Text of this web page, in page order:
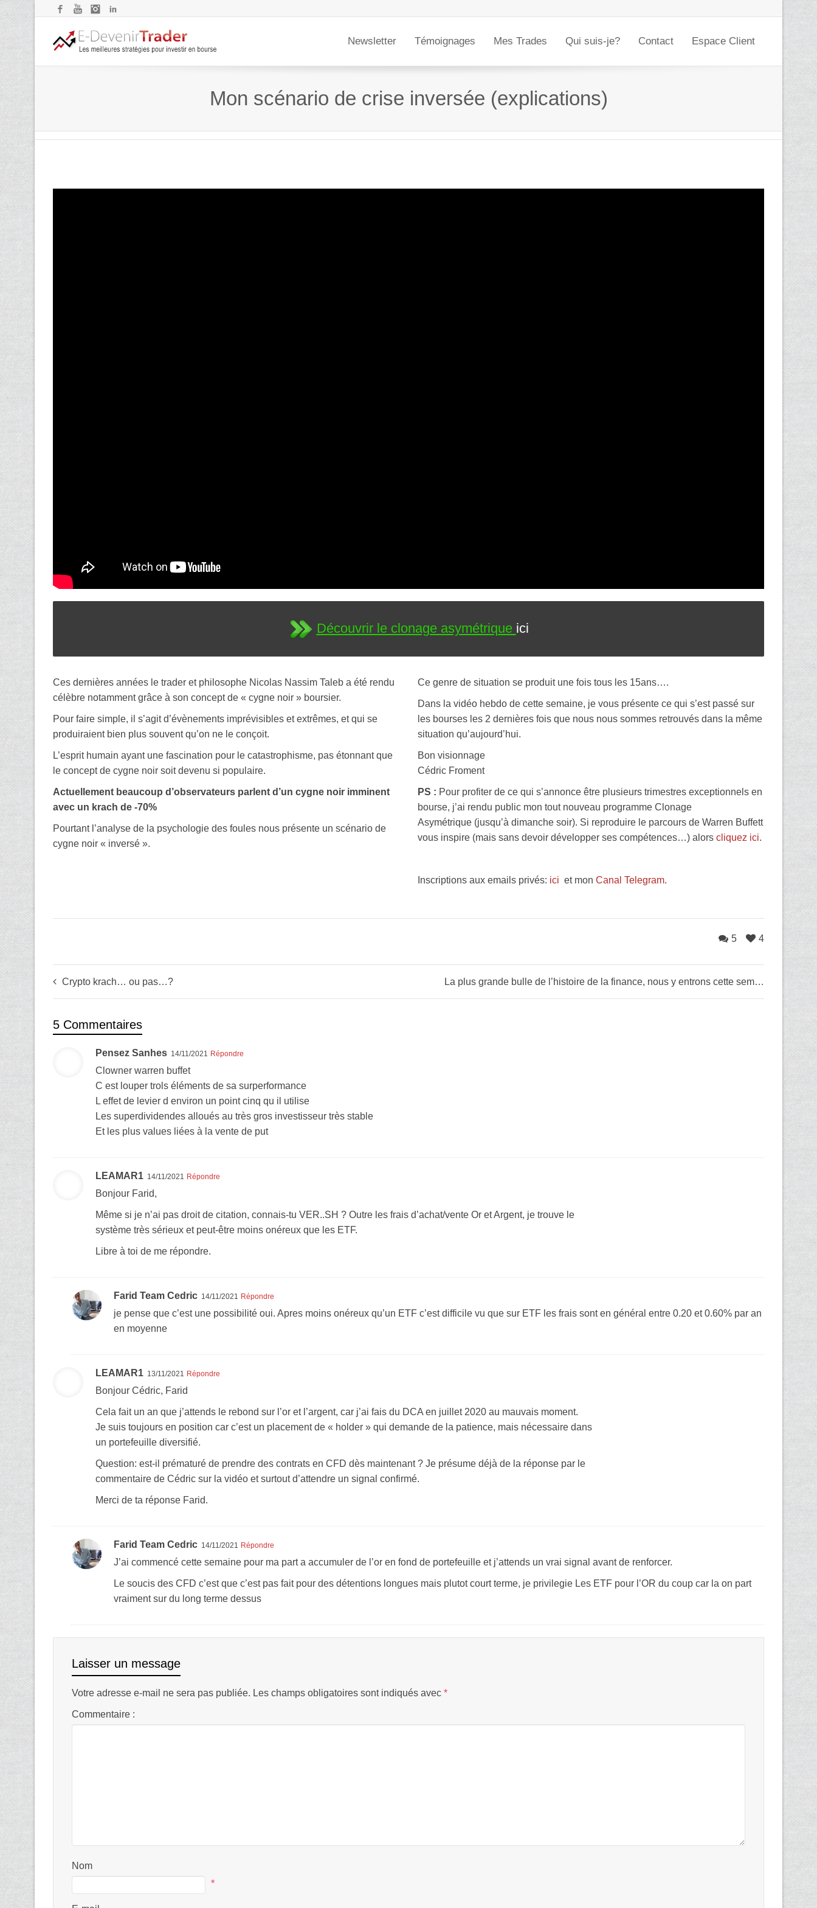
FacebookYouTubeInstagram
Newsletter Témoignages Mes Trades Qui suis-je? Contact Espace Client
Mon scénario de crise inversée (explications)
Découvrir le clonage asymétrique ici
Ces dernières années le trader et philosophe Nicolas Nassim Taleb a été rendu
célèbre notamment grâce à son concept de « cygne noir » boursier.
Pour faire simple, il s’agit d’évènements imprévisibles et extrêmes, et qui se
produiraient bien plus souvent qu’on ne le conçoit.
L’esprit humain ayant une fascination pour le catastrophisme, pas étonnant que
le concept de cygne noir soit devenu si populaire.
Actuellement beaucoup d’observateurs parlent d’un cygne noir imminent
avec un krach de -70%
Pourtant l’analyse de la psychologie des foules nous présente un scénario de
cygne noir « inversé ».
Ce genre de situation se produit une fois tous les 15ans….
Dans la vidéo hebdo de cette semaine, je vous présente ce qui s’est passé sur
les bourses les 2 dernières fois que nous nous sommes retrouvés dans la même
situation qu’aujourd’hui.
Bon visionnage
Cédric Froment
PS : Pour profiter de ce qui s’annonce être plusieurs trimestres exceptionnels en
bourse, j’ai rendu public mon tout nouveau programme Clonage
Asymétrique (jusqu’à dimanche soir). Si reproduire le parcours de Warren Buffett
vous inspire (mais sans devoir développer ses compétences…) alors cliquez ici.
Inscriptions aux emails privés: ici et mon Canal Telegram.
4
5
Crypto krach… ou pas…? La plus grande bulle de l’histoire de la finance, nous y entrons cette semaine
5 Commentaires
Pensez Sanhes 14/11/2021 Répondre
Clowner warren buffet
C est louper trols éléments de sa surperformance
L effet de levier d environ un point cinq qu il utilise
Les superdividendes alloués au très gros investisseur très stable
Et les plus values liées à la vente de put
LEAMAR1 14/11/2021 Répondre
Bonjour Farid,
Même si je n’ai pas droit de citation, connais-tu VER..SH ? Outre les frais d’achat/vente Or et Argent, je trouve le
système très sérieux et peut-être moins onéreux que les ETF.
Libre à toi de me répondre.
Farid Team Cedric 14/11/2021 Répondre
je pense que c’est une possibilité oui. Apres moins onéreux qu’un ETF c’est difficile vu que sur ETF les frais sont en général entre 0.20 et 0.60% par an
en moyenne
LEAMAR1 13/11/2021 Répondre
Bonjour Cédric, Farid
Cela fait un an que j’attends le rebond sur l’or et l’argent, car j’ai fais du DCA en juillet 2020 au mauvais moment.
Je suis toujours en position car c’est un placement de « holder » qui demande de la patience, mais nécessaire dans
un portefeuille diversifié.
Question: est-il prématuré de prendre des contrats en CFD dès maintenant ? Je présume déjà de la réponse par le
commentaire de Cédric sur la vidéo et surtout d’attendre un signal confirmé.
Merci de ta réponse Farid.
Farid Team Cedric 14/11/2021 Répondre
J’ai commencé cette semaine pour ma part a accumuler de l’or en fond de portefeuille et j’attends un vrai signal avant de renforcer.
Le soucis des CFD c’est que c’est pas fait pour des détentions longues mais plutot court terme, je privilegie Les ETF pour l’OR du coup car la on part
vraiment sur du long terme dessus
Laisser un message
Votre adresse e-mail ne sera pas publiée. Les champs obligatoires sont indiqués avec *
Commentaire :
Nom
*